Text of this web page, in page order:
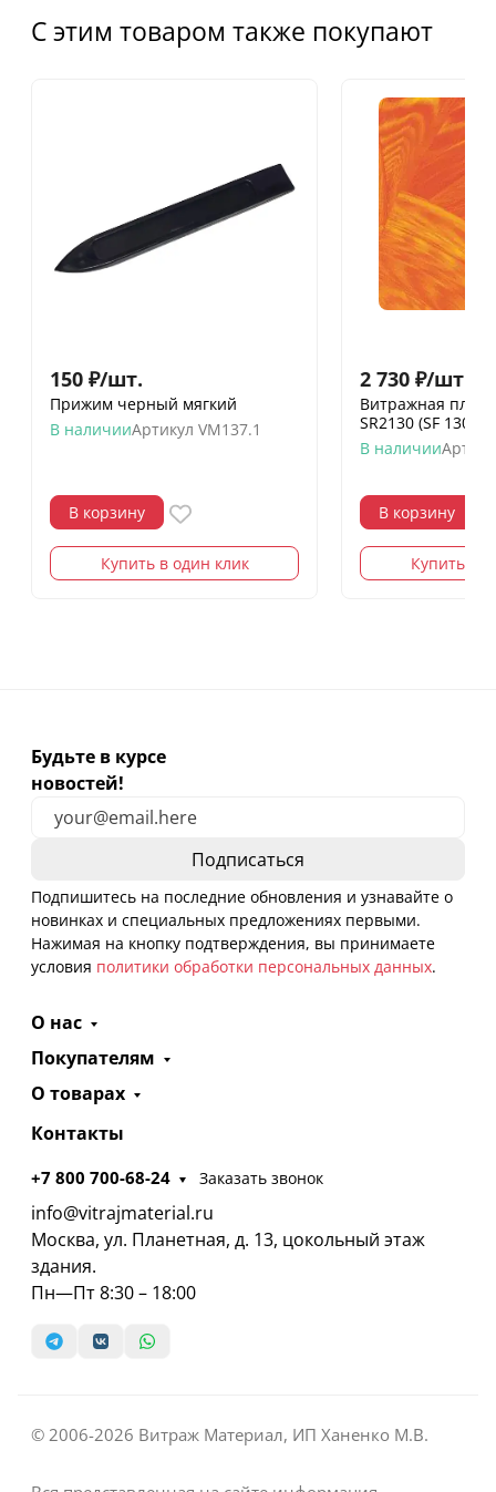
С этим товаром также покупают
150 ₽/шт.
Прижим черный мягкий
В наличииАртикул VM137.1
В корзину
Купить в один клик
2 730 ₽/шт.
Витражная
SR2130 (SF 130)
В наличии
В корзину
Купить в
Будьте в курсе
новостей!
Подпишитесь на последние обновления и узнавайте о
новинках и специальных предложениях первыми.
Нажимая на кнопку подтверждения, вы принимаете
условия политики обработки персональных данных.
О нас
Покупателям
О товарах
Контакты
+7 800 700-68-24 Заказать звонок
info@vitrajmaterial.ru
Москва, ул. Планетная, д. 13, цокольный этаж
здания.
Пн—Пт 8:30 – 18:00
© 2006-2026 Витраж Материал, ИП Ханенко М.В.